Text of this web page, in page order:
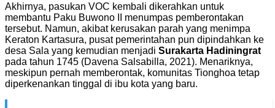
Akhirnya, pasukan VOC kembali dikerahkan untuk
membantu Paku Buwono II menumpas pemberontakan
tersebut. Namun, akibat kerusakan parah yang menimpa
Keraton Kartasura, pusat pemerintahan pun dipindahkan ke
desa Sala yang kemudian menjadi Surakarta Hadiningrat
pada tahun 1745 (Davena Salsabilla, 2021). Menariknya,
meskipun pernah memberontak, komunitas Tionghoa tetap
diperkenankan tinggal di ibu kota yang baru.